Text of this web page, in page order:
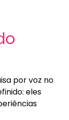
por voz no
eles